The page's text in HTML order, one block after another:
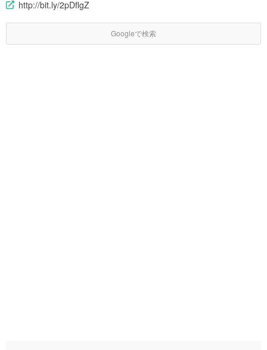
http://bit.ly/2pDflgZ
Googleで検索